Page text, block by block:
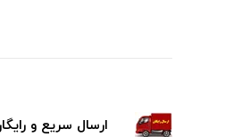
ارسال سریع و